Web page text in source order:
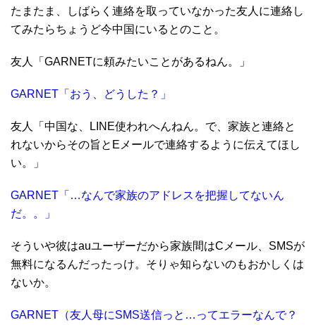
たまたま、しばらく連絡を取っていなかった友人に連絡し
てみたらちょうど今中国にいるとのこと。
友人「GARNETに頼みたいことがあるねん。」
GARNET「おう、どうした？」
友人「中国な、LINE使われへんねん。で、家族と連絡と
れないからその旨とEメールで連絡するように伝えてほし
い。」
GARNET「…なんで家族のアドレスを把握してないん
だ。。」
そういや彼はauユーザーだから家族間はCメール、SMSが
無料になるんだったっけ。そりゃ知らないのもおかしくは
ないか。
GARNET（友人母にSMS送信っと…ってエラーなんで？